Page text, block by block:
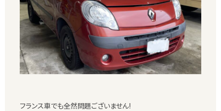
フランス車でも全然問題ございません!